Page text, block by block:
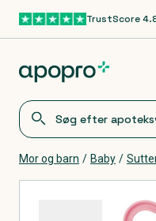
Gå til hovedindhold
TrustScore
Mor og barn / Baby /